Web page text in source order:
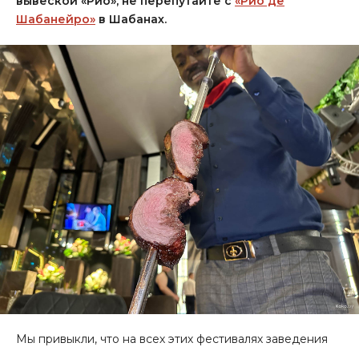
Шабанейро» в Шабанах.
Мы привыкли, что на всех этих фестивалях заведения